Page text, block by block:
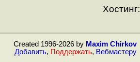
Хостинг:
Created 1996-2026 by Maxim Chirkov
Добавить, Поддержать, Вебмастеру